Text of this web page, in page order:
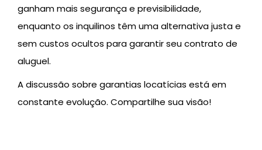
ganham mais segurança e previsibilidade,
enquanto os inquilinos têm uma alternativa justa e
sem custos ocultos para garantir seu contrato de
aluguel.
A discussão sobre garantias locatícias está em
constante evolução. Compartilhe sua visão!